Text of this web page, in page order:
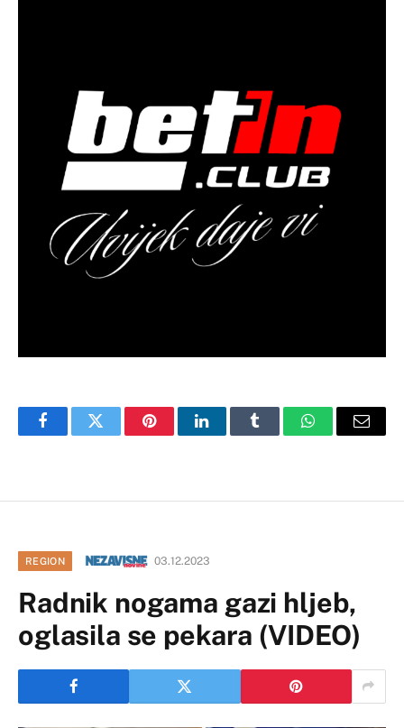
FacebookTwitter PinterestLinkedInTumblr WhatsAppEmail
REGION 03.12.2023
Radnik nogama gazi hljeb,
oglasila se pekara (VIDEO)